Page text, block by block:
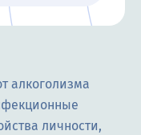
алкоголизма
личности,